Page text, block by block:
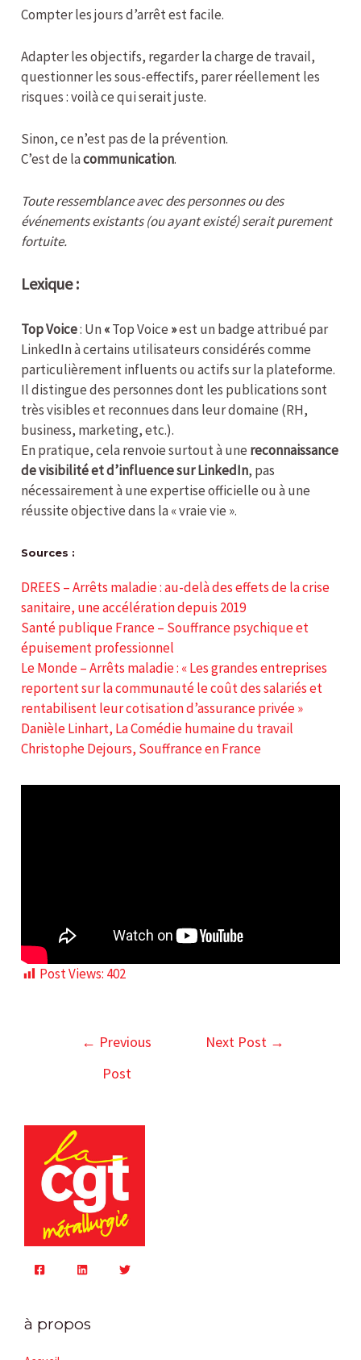
Compter les jours d’arrêt est facile.
Adapter les objectifs, regarder la charge de travail,
questionner les sous-effectifs, parer réellement les
risques : voilà ce qui serait juste.
Sinon, ce n’est pas de la prévention.
C’est de lacommunication.
Toute ressemblance avec des personnes ou des
événements existants (ou ayant existé) serait purement
fortuite.
Lexique :
Top Voice: Un«Top Voice »est un badge attribué par
LinkedIn à certains utilisateurs considérés comme
particulièrement influents ou actifs sur la plateforme.
Il distingue des personnes dont les publications sont
très visibles et reconnues dans leur domaine (RH,
business, marketing, etc.).
En pratique, cela renvoie surtout à une reconnaissance
de visibilité et d’influence sur LinkedIn, pas
nécessairement à une expertise officielle ou à une
réussite objective dans la « vraie vie ».
Sources :
DREES – Arrêts maladie : au-delà des effets de la crise
sanitaire, une accélération depuis 2019
Santé publique France – Souffrance psychique et
épuisement professionnel
Le Monde – Arrêts maladie : « Les grandes entreprises
reportent sur la communauté le coût des salariés et
rentabilisent leur cotisation d’assurance privée »
Danièle Linhart, La Comédie humaine du travail
Christophe Dejours, Souffrance en France
Post Views: 402
← Previous
Post
Next Post →
à propos